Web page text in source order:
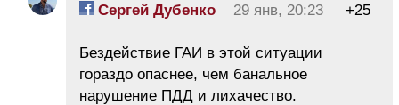
Сергей Дубенко 29 янв, 20:23 +25
Бездействие ГАИ в этой ситуации
гораздо опаснее, чем банальное
нарушение ПДД и лихачество.